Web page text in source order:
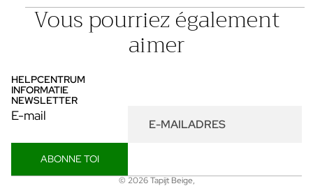
Vous pourriez également
aimer
HELPCENTRUM
INFORMATIE
NEWSLETTER
E-mail
ABONNE TOI
© 2026Tapijt Beige,
Privacybeleid